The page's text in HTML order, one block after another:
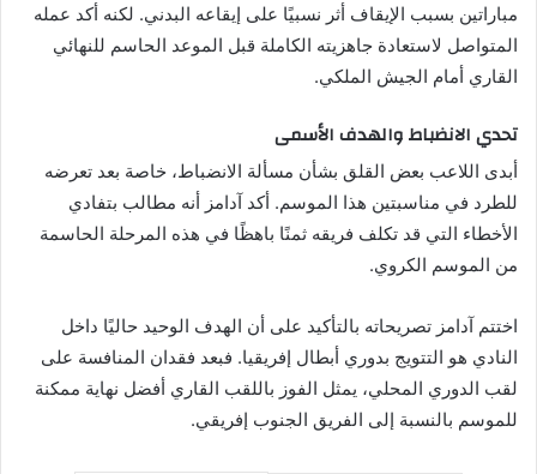
مباراتين بسبب الإيقاف أثر نسبيًا على إيقاعه البدني. لكنه أكد عمله
المتواصل لاستعادة جاهزيته الكاملة قبل الموعد الحاسم للنهائي
القاري أمام الجيش الملكي.
تحدي الانضباط والهدف الأسمى
أبدى اللاعب بعض القلق بشأن مسألة الانضباط، خاصة بعد تعرضه
للطرد في مناسبتين هذا الموسم. أكد آدامز أنه مطالب بتفادي
الأخطاء التي قد تكلف فريقه ثمنًا باهظًا في هذه المرحلة الحاسمة
من الموسم الكروي.
اختتم آدامز تصريحاته بالتأكيد على أن الهدف الوحيد حاليًا داخل
النادي هو التتويج بدوري أبطال إفريقيا. فبعد فقدان المنافسة على
لقب الدوري المحلي، يمثل الفوز باللقب القاري أفضل نهاية ممكنة
للموسم بالنسبة إلى الفريق الجنوب إفريقي.